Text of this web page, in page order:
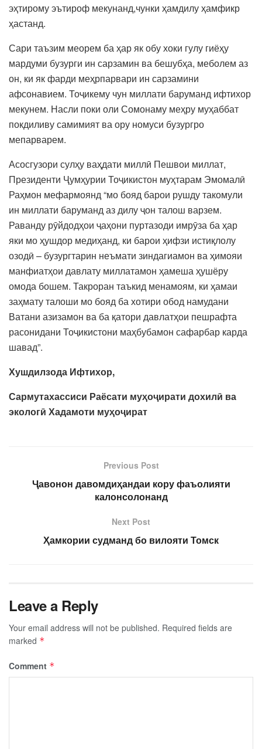
эҳтирому эътироф мекунанд,чунки ҳамдилу ҳамфикр
ҳастанд.
Сари таъзим меорем ба ҳар як обу хоки гулу гиёҳу
мардуми бузурги ин сарзамин ва бешубҳа, меболем аз
он, ки як фарди меҳрпарвари ин сарзамини
афсонавием. Тоҷикему чун миллати баруманд ифтихор
мекунем. Насли поки оли Сомонаму меҳру муҳаббат
покдиливу самимият ва ору номуси бузургро
мепарварем.
Асосгузори сулҳу ваҳдати миллӣ Пешвои миллат,
Президенти Ҷумҳурии Тоҷикистон муҳтарам Эмомалӣ
Раҳмон мефармоянд “мо бояд барои рушду такомули
ин миллати баруманд аз дилу ҷон талош варзем.
Раванду рӯйдодҳои ҷаҳони пуртазоди имрӯза ба ҳар
яки мо ҳушдор медиҳанд, ки барои ҳифзи истиқлолу
озодӣ – бузургтарин неъмати зиндагиамон ва ҳимояи
манфиатҳои давлату миллатамон ҳамеша ҳушёру
омода бошем. Такроран таъкид менамоям, ки ҳамаи
заҳмату талоши мо бояд ба хотири обод намудани
Ватани азизамон ва ба қатори давлатҳои пешрафта
расонидани Тоҷикистони маҳбубамон сафарбар карда
шавад”.
Хушдилзода Ифтихор,
Сармутахассиси Раёсати муҳоҷирати дохилӣ ва
экологӣ Хадамоти муҳоҷират
Previous Post
Ҷавонон давомдиҳандаи кору фаъолияти
калонсолонанд
Next Post
Ҳамкории судманд бо вилояти Томск
Leave a Reply
Your email address will not be published. Required fields are
marked *
Comment *